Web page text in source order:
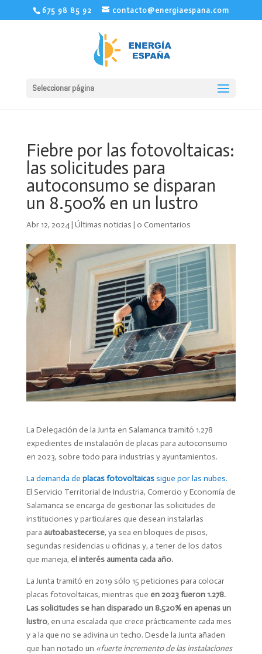
675 98 85 92 contacto@energiaespana.com
Seleccionar página
Fiebre por las fotovoltaicas:
las solicitudes para
autoconsumo se disparan
un 8.500% en un lustro
Abr 12, 2024| Últimas noticias | 0 Comentarios
La Delegación de la Junta en Salamanca tramitó 1.278
expedientes de instalación de placas para autoconsumo
en 2023, sobre todo para industrias y ayuntamientos.
La demanda de placas fotovoltaicassigue por las nubes.
El Servicio Territorial de Industria, Comercio y Economía de
Salamanca se encarga de gestionar las solicitudes de
instituciones y particulares que desean instalarlas
para autoabastecerse, ya sea en bloques de pisos,
segundas residencias u oficinas y, a tener de los datos
que maneja, el interés aumenta cada año.
La Junta tramitó en 2019 sólo 15 peticiones para colocar
placas fotovoltaicas, mientras que en 2023 fueron 1.278.
Las solicitudes se han disparado un 8.520% en apenas un
lustro, en una escalada que crece prácticamente cada mes
y a la que no se adivina un techo. Desde la Junta añaden
que han notado un «fuerte incremento de las instalaciones